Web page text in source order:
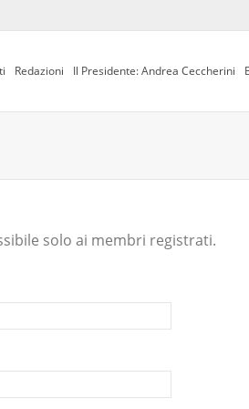
Redazioni Il Presidente: Andrea Ceccherini
solo ai membri registrati.